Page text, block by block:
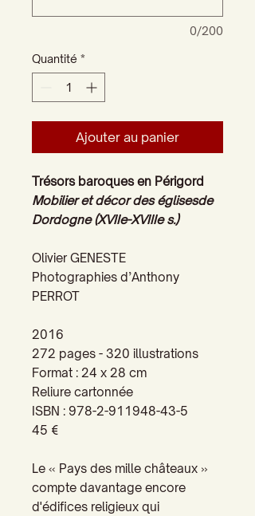
0/200
Quantité *
Ajouter au panier
Trésors baroques en Périgord
Mobilier et décor des églisesde
Dordogne (XVIIe-XVIIIe s.)
Olivier GENESTE
Photographies d’Anthony
PERROT
2016
272 pages - 320 illustrations
Format : 24 x 28 cm
Reliure cartonnée
ISBN : 978-2-911948-43-5
45 €
Le « Pays des mille châteaux »
compte davantage encore
d'édifices religieux qui